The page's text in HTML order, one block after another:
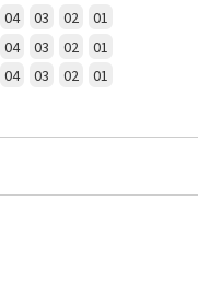
04 03 02 01
04 03 02 01
04 03 02
01